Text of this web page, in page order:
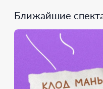
Ближайшие